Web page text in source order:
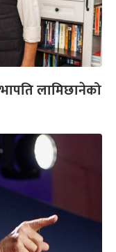
लामिछानेको